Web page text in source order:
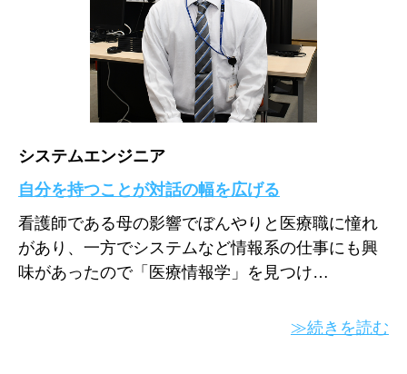
システムエンジニア
自分を持つことが対話の幅を広げる
看護師である母の影響でぼんやりと医療職に憧れ
があり、一方でシステムなど情報系の仕事にも興
味があったので「医療情報学」を見つけ…
≫続きを読む